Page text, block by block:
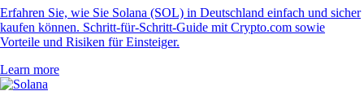
Erfahren Sie, wie Sie Solana (SOL) in Deutschland einfach und sicher
kaufen können. Schritt-für-Schritt-Guide mit Crypto.com sowie
Vorteile und Risiken für Einsteiger.
Learn more